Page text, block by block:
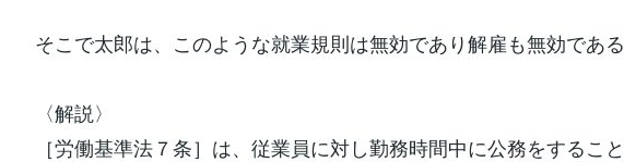
そこで太郎は、このような就業規則は無効であり解雇も無効であ
〈解説〉
［労働基準法７条］は、従業員に対し勤務時間中に公務をするこ